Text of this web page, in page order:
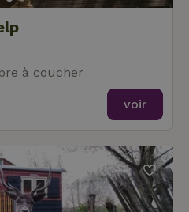
à coucher
voir